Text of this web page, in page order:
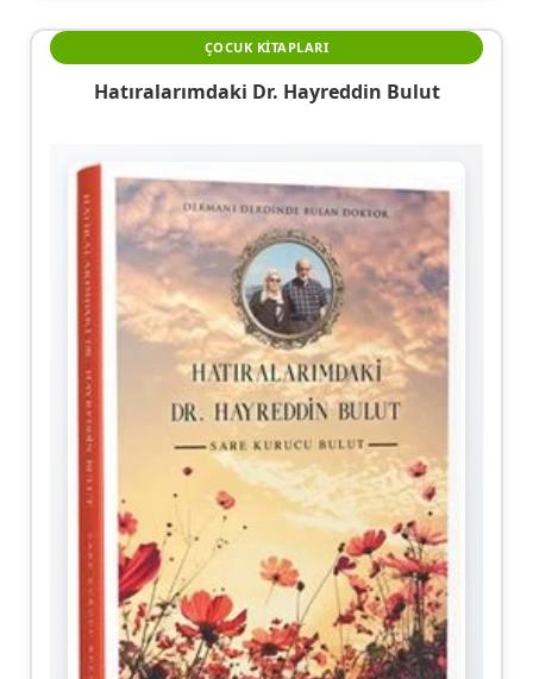
ÇOCUK KITAPLARI
Hatıralarımdaki Dr. Hayreddin Bulut